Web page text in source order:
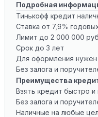
Подробная
Тинькофф кредит
Ставка от 7,9%
Лимит до 2 000 000
Срок до 3 лет
Для оформления нужен
Без залога и
Преимущества
Взять кредит быстро
Без залога и
Наличные на любые